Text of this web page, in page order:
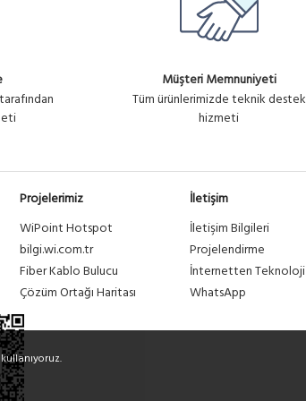
Müşteri Memnuniyeti
Tüm ürünlerimizde teknik destek
hizmeti
Projelerimiz
WiPoint Hotspot
bilgi.wi.com.tr
Fiber Kablo Bulucu
Çözüm Ortağı Haritası
İletişim
İletişim Bilgileri
Projelendirme
İnternetten Teknoloji
WhatsApp